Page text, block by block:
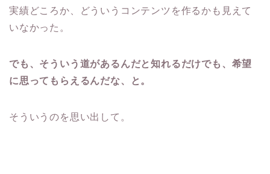
実績どころか、どういうコンテンツを作るかも見えて
いなかった。
でも、そういう道があるんだと知れるだけでも、希望
に思ってもらえるんだな、と。
そういうのを思い出して。